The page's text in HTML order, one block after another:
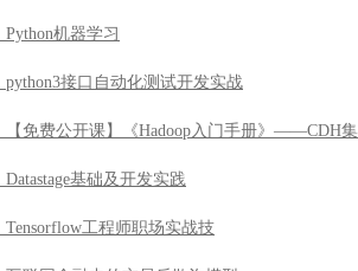
Python机器学习
python3接口自动化测试开发实战
【免费公开课】《Hadoop入门手册》——CDH
Datastage基础及开发实践
Tensorflow工程师职场实战技